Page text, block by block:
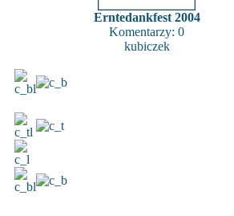
Erntedankfest 2004
Komentarzy: 0
kubiczek